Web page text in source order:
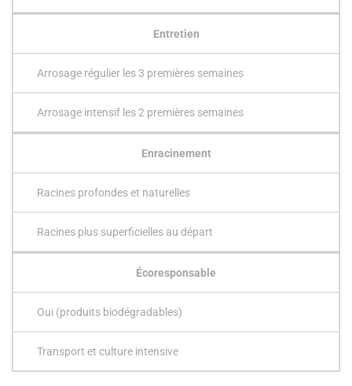
Entretien
Arrosage régulier les 3 premières semaines
Arrosage intensif les 2 premières semaines
Enracinement
Racines profondes et naturelles
Racines plus superficielles au départ
Écoresponsable
Oui (produits biodégradables)
Transport et culture intensive